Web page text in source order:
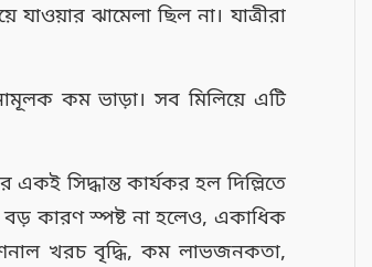
ঝামেলা ছিল না। যাত্রীরা
কম ভাড়া। সব মিলিয়ে এটি
একই সিদ্ধান্ত কার্যকর হল দিল্লিতে
কারণ স্পষ্ট না হলেও, একাধিক
খরচ বৃদ্ধি, কম লাভজনকতা,